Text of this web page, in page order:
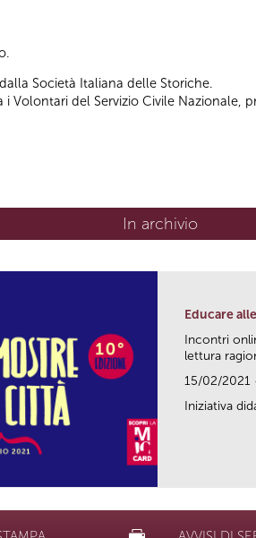
Società Italiana delle Storiche.
Volontari del Servizio Civile Nazionale,
In archivio
Educare
Incontri
lettura
15/02/2021
Iniziativa